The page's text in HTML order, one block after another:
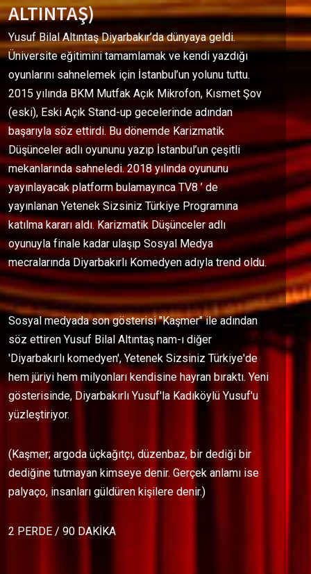
ALTINTAŞ)
Yusuf Bilal Altıntaş Diyarbakır’da dünyaya geldi.
Üniversite eğitimini tamamlamak ve kendi yazdığı
oyunlarını sahnelemek için İstanbul’un yolunu tuttu.
2015 yılında BKM Mutfak Açık Mikrofon, Kısmet Şov
(eski), Eski Açık Stand-up gecelerinde adından
başarıyla söz ettirdi. Bu dönemde Karizmatik
Düşünceler adlı oyununu yazıp İstanbul’un çeşitli
mekanlarında sahneledi. 2018 yılında oyununu
yayınlayacak platform bulamayınca TV8 ’ de
yayınlanan Yetenek Sizsiniz Türkiye Programına
katılma kararı aldı. Karizmatik Düşünceler adlı
oyunuyla finale kadar ulaşıp Sosyal Medya
mecralarında Diyarbakırlı Komedyen adıyla trend oldu.
Sosyal medyada son gösterisi "Kaşmer" ile adından
söz ettiren Yusuf Bilal Altıntaş nam-ı diğer
'Diyarbakırlı komedyen', Yetenek Sizsiniz Türkiye'de
hem jüriyi hem milyonları kendisine hayran bıraktı. Yeni
gösterisinde, Diyarbakırlı Yusuf'la Kadıköylü Yusuf'u
yüzleştiriyor.
(Kaşmer; argoda üçkağıtçı, düzenbaz, bir dediği bir
dediğine tutmayan kimseye denir. Gerçek anlamı ise
palyaço, insanları güldüren kişilere denir.)
2 PERDE / 90 DAKİKA